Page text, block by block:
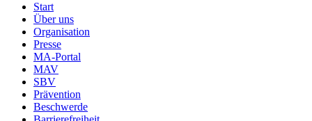
Menu
Footer
Start
Über uns
Organisation
Presse
MA-Portal
MAV
SBV
Prävention
Beschwerde